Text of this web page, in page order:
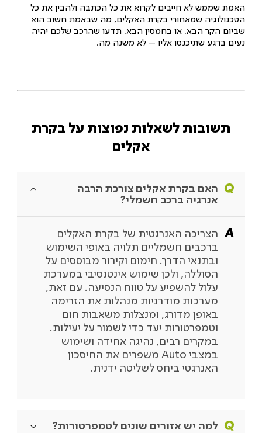
האמת שממש לא חייבים לקרוא את כל הכתבה ולהבין את כל
הטכנולוגיה שמאחורי בקרת האקלים, מה שבאמת חשוב הוא
שביום הקר הבא, או בחמסין הבא, תדעו שהרכב שלכם יהיה
נעים ברגע שתיכנסו אליו – לא משנה מה.
תשובות לשאלות נפוצות על בקרת
אקלים
האם בקרת אקלים צורכת הרבה
אנרגיה ברכב חשמלי?
הצריכה האנרגטית של בקרת האקלים
ברכבים חשמליים תלויה באופי השימוש
ובתנאי הדרך. חימום וקירור מבוססים על
הסוללה, ולכן שימוש אינטנסיבי במערכת
עלול להשפיע על טווח הנסיעה. עם זאת,
מערכות מודרניות מנהלות את הזרימה
באופן מדורג, ומנצלות משאבות חום
וטמפרטורות יעד כדי לשמור על יעילות.
במקרים רבים, נהיגה אחידה ושימוש
במצבי Auto משפרים את החיסכון
האנרגטי ביחס לשליטה ידנית.
למה יש אזורים שונים לטמפרטורות?